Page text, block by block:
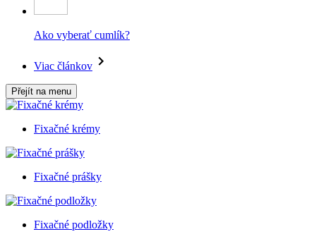
Ako vyberať cumlík?
Viac článkov
Přejít na menu
Fixačné krémy
Fixačné prášky
Fixačné podložky